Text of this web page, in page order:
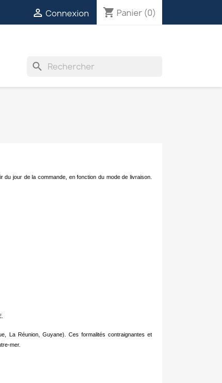
 Connexion shopping_cart Panier (0)
search
jour de la commande, en fonction du mode de livraison.
La Réunion, Guyane). Ces formalités contraignantes et
mer.